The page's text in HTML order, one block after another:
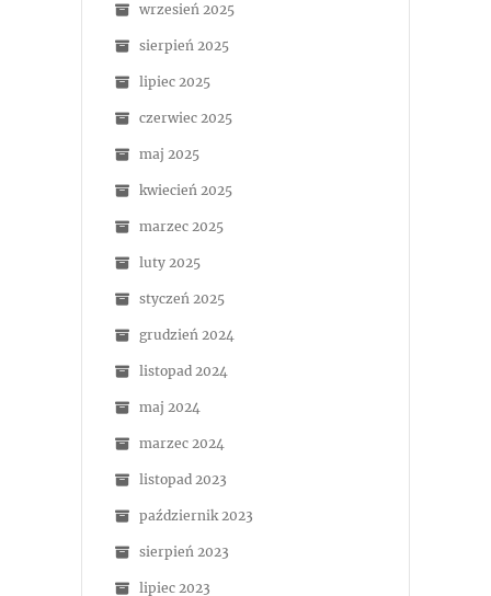
wrzesień 2025
sierpień 2025
lipiec 2025
czerwiec 2025
maj 2025
kwiecień 2025
marzec 2025
luty 2025
styczeń 2025
grudzień 2024
listopad 2024
maj 2024
marzec 2024
listopad 2023
październik 2023
sierpień 2023
lipiec 2023